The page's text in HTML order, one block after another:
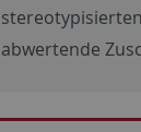
abwertende